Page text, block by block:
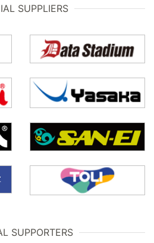
SUPPLIERS
SUPPORTERS